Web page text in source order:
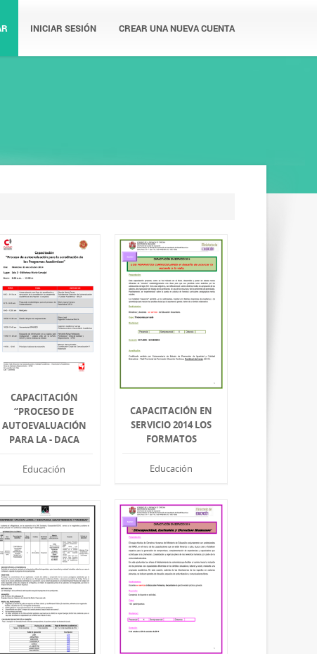
INICIAR SESIÓN CREAR UNA NUEVA CUENTA
CAPACITACIÓN
“PROCESO DE
AUTOEVALUACIÓN
PARA LA - DACA
Educación
CAPACITACIÓN EN
SERVICIO 2014 LOS
FORMATOS
Educación